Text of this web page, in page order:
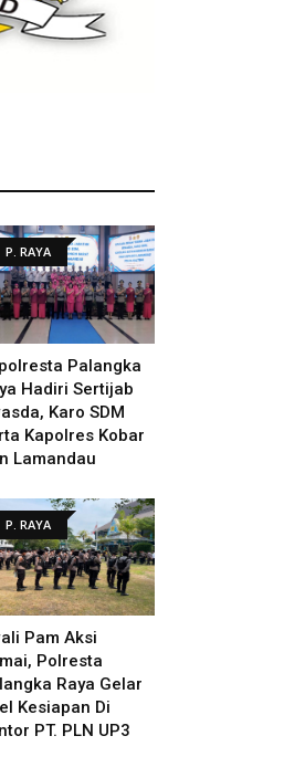
P. RAYA
Palangka
Hadiri Sertijab
Karo SDM
Kapolres Kobar
Lamandau
P. RAYA
Pam Aksi
Polresta
Raya Gelar
Kesiapan Di
PT. PLN UP3